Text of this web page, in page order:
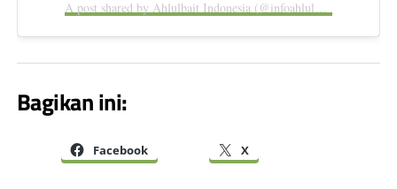
A post shared by Ahlulbait Indonesia (@infoahlulbait)
Bagikan ini:
Facebook X